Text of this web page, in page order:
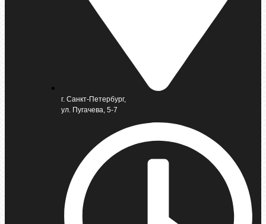
г. Санкт-Петербург,
ул. Пугачева, 5-7